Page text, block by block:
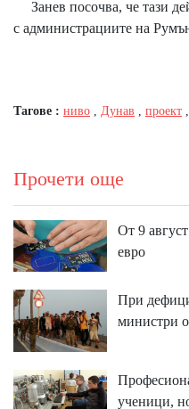
Занев посочва, че тази
с администрациите на
Тагове : ниво Дунав проект
Прочети още
От 9
евро
При
министри
ученици,